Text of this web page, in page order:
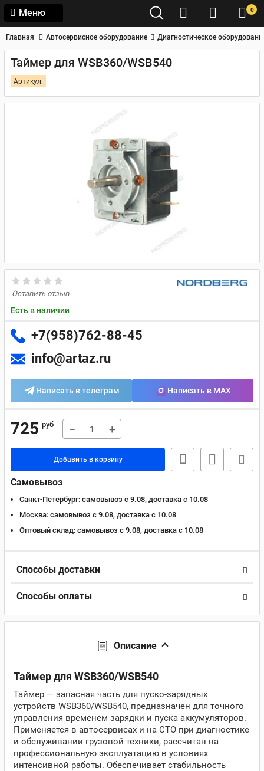
Меню 0
Главная Автосервисное оборудование Диагностическое
Таймер для WSB360/WSB540
Артикул:
Оставить отзыв
Есть в наличии
+7(958)762-88-45
info@artaz.ru
Написать в телеграм Написать в MAX
725 руб − +
Добавить в корзину
Самовывоз
Санкт-Петербург: самовывоз с 9.08, доставка c 10.08
Москва: самовывоз с 9.08, доставка c 10.08
Оптовый склад: самовывоз с 9.08, доставка c 10.08
Способы доставки
Способы оплаты
Описание
Таймер для WSB360/WSB540
Таймер — запасная часть для пуско-зарядных
устройств WSB360/WSB540, предназначен для точного
управления временем зарядки и пуска аккумуляторов.
Применяется в автосервисах и на СТО при диагностике
и обслуживании грузовой техники, рассчитан на
профессиональную эксплуатацию в условиях
интенсивной работы. Обеспечивает стабильность